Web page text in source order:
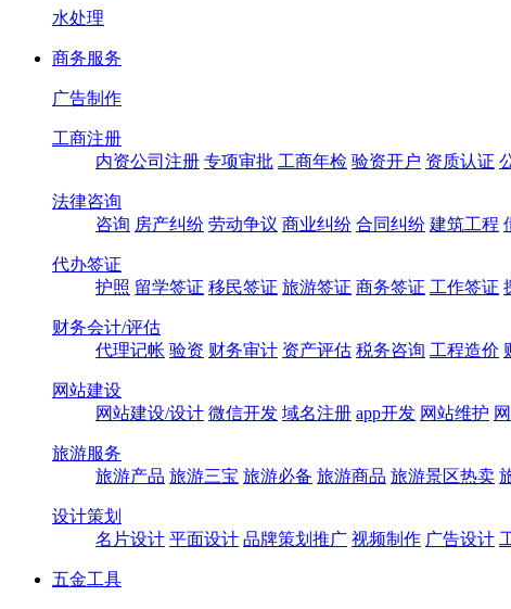
水处理
商务服务
广告制作
工商注册
内资公司注册 专项审批 工商年检 验资开户 资质认证
法律咨询
咨询 房产纠纷 劳动争议 商业纠纷 合同纠纷 建筑工程
代办签证
护照 留学签证 移民签证 旅游签证 商务签证 工作签证
财务会计/评估
代理记帐 验资 财务审计 资产评估 税务咨询 工程造价
网站建设
网站建设/设计 微信开发 域名注册 app开发 网站维护
旅游服务
旅游产品 旅游三宝 旅游必备 旅游商品 旅游景区热卖
设计策划
名片设计 平面设计 品牌策划推广 视频制作 广告设计
五金工具